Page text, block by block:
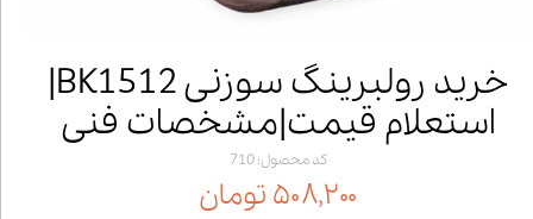
خرید رولبرینگ سوزنی BK1512|
استعلام قیمت|مشخصات فنی
کد محصول: 710
۵۰۸,۲۰۰ تومان